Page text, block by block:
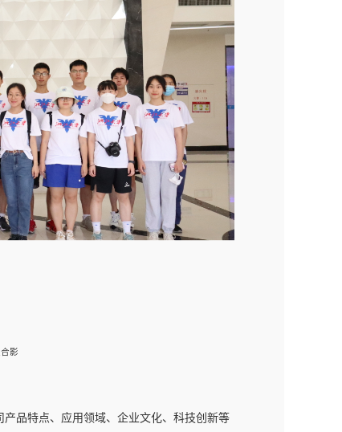
影
品特点、应用领域、企业文化、科技创新等